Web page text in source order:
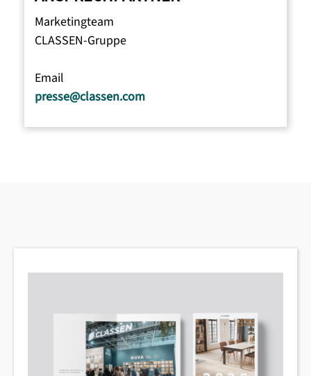
Marketingteam
CLASSEN-Gruppe
Email
presse@classen.com